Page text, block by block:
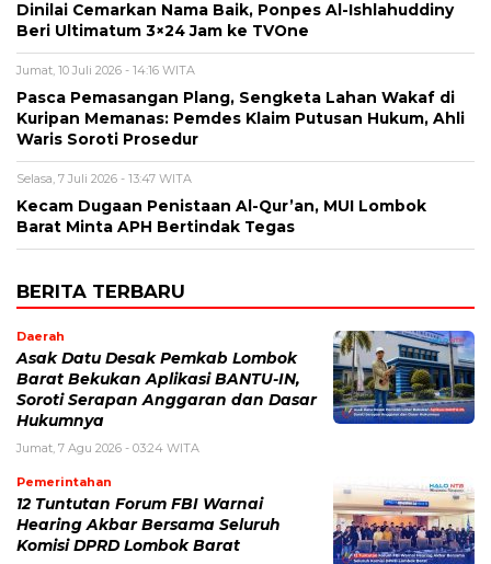
Dinilai Cemarkan Nama Baik, Ponpes Al-Ishlahuddiny
Beri Ultimatum 3×24 Jam ke TVOne
Jumat, 10 Juli 2026 - 14:16 WITA
Pasca Pemasangan Plang, Sengketa Lahan Wakaf di
Kuripan Memanas: Pemdes Klaim Putusan Hukum, Ahli
Waris Soroti Prosedur
Selasa, 7 Juli 2026 - 13:47 WITA
Kecam Dugaan Penistaan Al-Qur’an, MUI Lombok
Barat Minta APH Bertindak Tegas
BERITA TERBARU
Daerah
Asak Datu Desak Pemkab Lombok
Barat Bekukan Aplikasi BANTU-IN,
Soroti Serapan Anggaran dan Dasar
Hukumnya
Jumat, 7 Agu 2026 - 03:24 WITA
Pemerintahan
12 Tuntutan Forum FBI Warnai
Hearing Akbar Bersama Seluruh
Komisi DPRD Lombok Barat